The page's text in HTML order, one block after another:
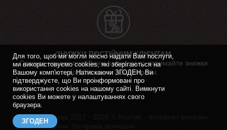
ЗНИЖКИ ПОСТІЙНИМ КЛІЄНТАМ
Станьте нашим постійним клієнтом та отримайте знижки
до 10% на всі наші вироби.
Авторські права 2017 - 2026 © Kozhak - интернет магазин
онлайн покупок. Усі права захищені.
Для того, щоб ми могли якісно надати Вам послуги,
ми використовуємо cookies, які зберігаються на
Вашому комп'ютері. Натискаючи ЗГОДЕН, Ви
підтверджуєте, що Ви проінформовані про
використання cookies на нашому сайті. Вимкнути
cookies Ви можете у налаштуваннях свого
браузера.
ЗГОДЕН